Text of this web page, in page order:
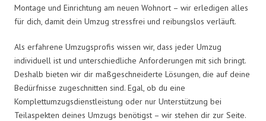
Montage und Einrichtung am neuen Wohnort – wir erledigen alles
für dich, damit dein Umzug stressfrei und reibungslos verläuft.
Als erfahrene Umzugsprofis wissen wir, dass jeder Umzug
individuell ist und unterschiedliche Anforderungen mit sich bringt.
Deshalb bieten wir dir maßgeschneiderte Lösungen, die auf deine
Bedürfnisse zugeschnitten sind. Egal, ob du eine
Komplettumzugsdienstleistung oder nur Unterstützung bei
Teilaspekten deines Umzugs benötigst – wir stehen dir zur Seite.